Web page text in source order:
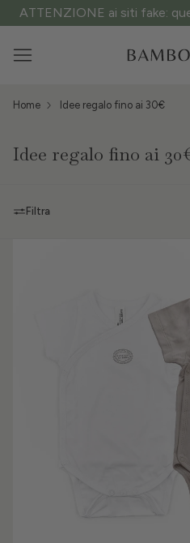
ATTENZIONE ai siti fake:
Home Idee regalo fino ai 30€
Idee regalo fino ai
Filtra